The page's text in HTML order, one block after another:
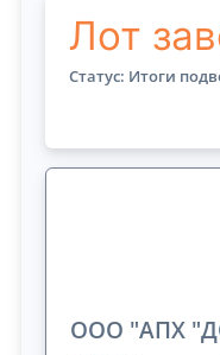
Лот
Статус: Итоги
ООО "АПХ